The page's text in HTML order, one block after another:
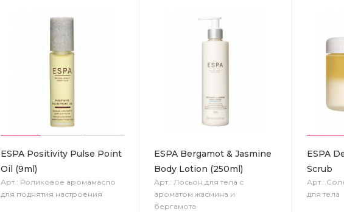
ESPA Positivity Pulse Point
Oil (9ml)
Арт.: Роликовое аромамасло
для поднятия настроения
ESPA Bergamot & Jasmine
Body Lotion (250ml)
Арт.: Лосьон для тела с
ароматом жасмина и
бергамота
ESPA
Scrub
Арт.:
для тела